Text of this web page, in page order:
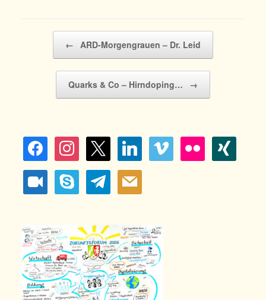
← ARD-Morgengrauen – Dr. Leid
Quarks & Co – Hirndoping… →
facebook instagramx linkedin vimeo flickr xing
video-
camera
skype telegram mail